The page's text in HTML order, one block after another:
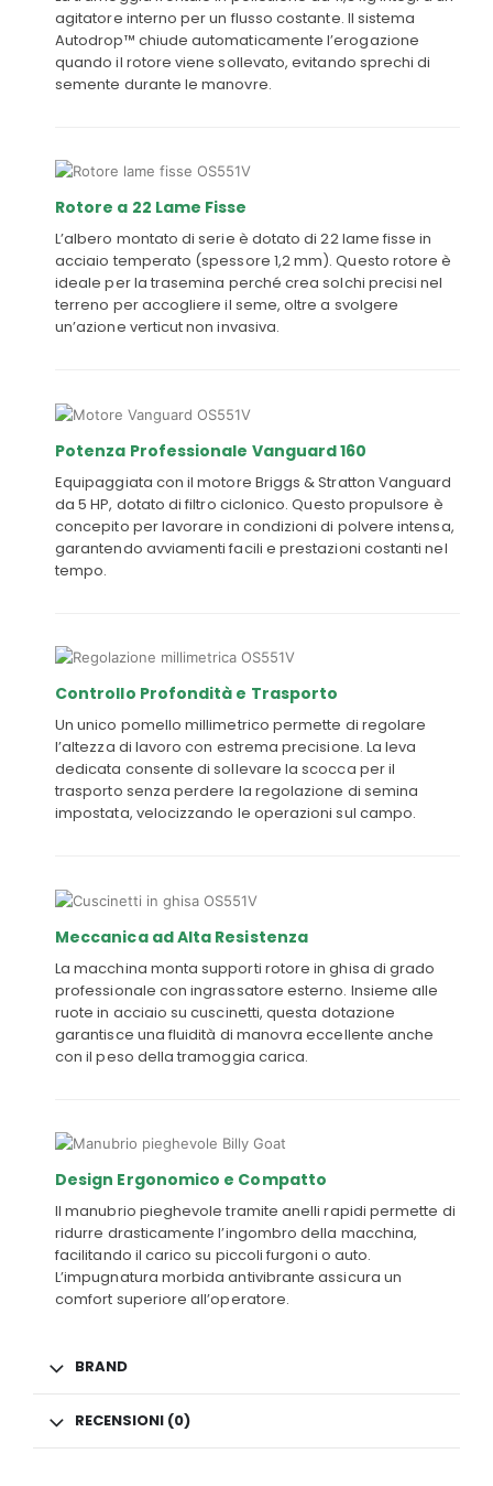
agitatore interno per un flusso costante. Il sistema
Autodrop™ chiude automaticamente l’erogazione
quando il rotore viene sollevato, evitando sprechi di
semente durante le manovre.
Rotore a 22 Lame Fisse
L’albero montato di serie è dotato di 22 lame fisse in
acciaio temperato (spessore 1,2 mm). Questo rotore è
ideale per la trasemina perché crea solchi precisi nel
terreno per accogliere il seme, oltre a svolgere
un’azione verticut non invasiva.
Potenza Professionale Vanguard 160
Equipaggiata con il motore Briggs & Stratton Vanguard
da 5 HP, dotato di filtro ciclonico. Questo propulsore è
concepito per lavorare in condizioni di polvere intensa,
garantendo avviamenti facili e prestazioni costanti nel
tempo.
Controllo Profondità e Trasporto
Un unico pomello millimetrico permette di regolare
l’altezza di lavoro con estrema precisione. La leva
dedicata consente di sollevare la scocca per il
trasporto senza perdere la regolazione di semina
impostata, velocizzando le operazioni sul campo.
Meccanica ad Alta Resistenza
La macchina monta supporti rotore in ghisa di grado
professionale con ingrassatore esterno. Insieme alle
ruote in acciaio su cuscinetti, questa dotazione
garantisce una fluidità di manovra eccellente anche
con il peso della tramoggia carica.
Design Ergonomico e Compatto
Il manubrio pieghevole tramite anelli rapidi permette di
ridurre drasticamente l’ingombro della macchina,
facilitando il carico su piccoli furgoni o auto.
L’impugnatura morbida antivibrante assicura un
comfort superiore all’operatore.
BRAND
RECENSIONI (0)